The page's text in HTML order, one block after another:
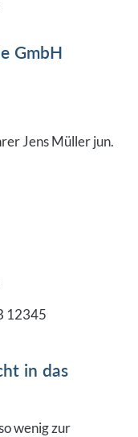
GmbH
Jens Müller jun.
12345
in das
wenig zur